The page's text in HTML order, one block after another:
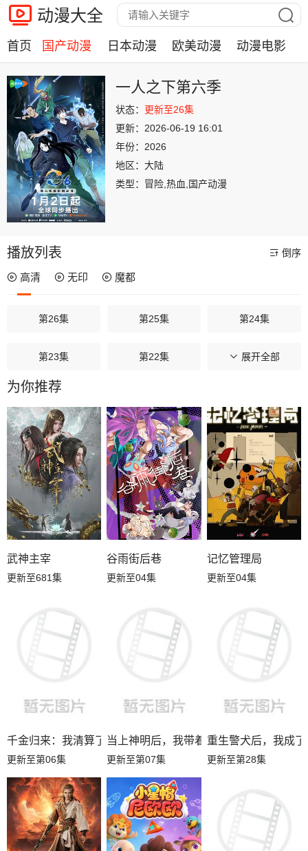
动漫大全
首页 国产动漫 日本动漫 欧美动漫 动漫电影
一人之下第六季
状态： 更新至26集
更新： 2026-06-19 16:01
年份： 2026
地区： 大陆
类型： 冒险,热血,国产动漫
播放列表 倒序
高清 无印 魔都
第26集 第25集 第24集
第23集 第22集 第21集
第20集
第17集 第16集 第15集
第14集 第13集 第12集
第11集 第10集 第09集
第05集 第04集 第03集
第01集
展开全部
为你推荐
武神主宰
更新至681集
谷雨街后巷
更新至04集
记忆管理局
更新至04集
千金归来：我清算了枕边人
更新至第06集
当上神明后，我带着信徒干翻了废土
更新至第07集
重生警犬后，我成
更新至第28集